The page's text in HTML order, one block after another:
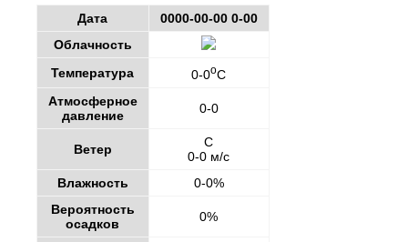
Дата
0000-00-00 0-00
Облачность
Температура
0-0oC
Атмосферное
давление
0-0
Ветер
С
0-0 м/с
Влажность
0-0%
Вероятность
осадков
0%